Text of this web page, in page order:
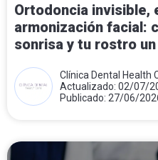
Ortodoncia invisible,
armonización facial:
sonrisa y tu rostro
Clínica Dental Health
Mora
Actualizado: 02/07/
Publicado: 27/06/